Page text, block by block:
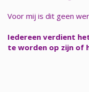
Voor mij is dit geen
Iedereen verdient
te worden op zijn of